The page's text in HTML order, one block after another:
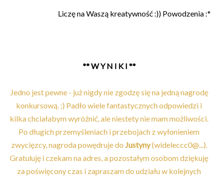
Liczę na Waszą kreatywność :)) Powodzenia :*
** W Y N I K I **
Jedno jest pewne - już nigdy nie zgodzę się na jedną nagrodę
konkursową. ;) Padło wiele fantastycznych odpowiedzi i
kilka chciałabym wyróżnić, ale niestety nie mam możliwości.
Po długich przemyśleniach i przebojach z wyłonieniem
zwycięzcy, nagroda powędruje do Justyny(wideleccc0@...).
Gratuluję i czekam na adres, a pozostałym osobom dziękuję
za poświęcony czas i zapraszam do udziału w kolejnych